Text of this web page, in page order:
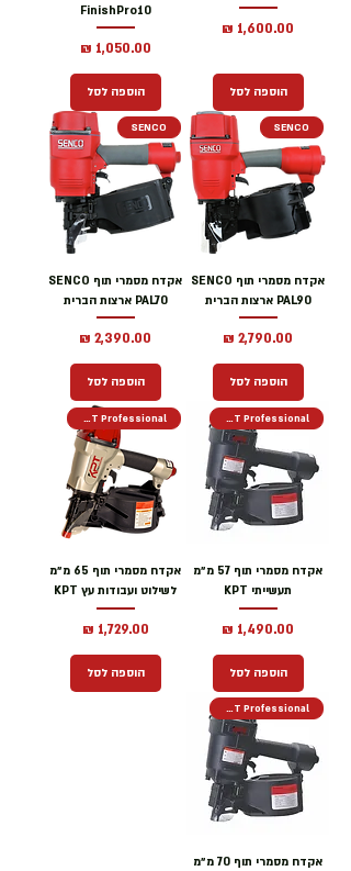
מחיר
הוספה לסל
FinishPro10
מחיר
הוספה לסל
SENCO
אקדח מסמרי תוף SENCO
PAL90 ארצות הברית
מחיר
הוספה לסל
SENCO
אקדח מסמרי תוף SENCO
PAL70 ארצות הברית
מחיר
הוספה לסל
KPT Professional
אקדח מסמרי תוף 57 מ״מ
תעשייתי KPT
מחיר
הוספה לסל
KPT Professional
אקדח מסמרי תוף 65 מ״מ
לשילוט ועבודות עץ KPT
מחיר
הוספה לסל
KPT Professional
אקדח מסמרי תוף 70 מ״מ